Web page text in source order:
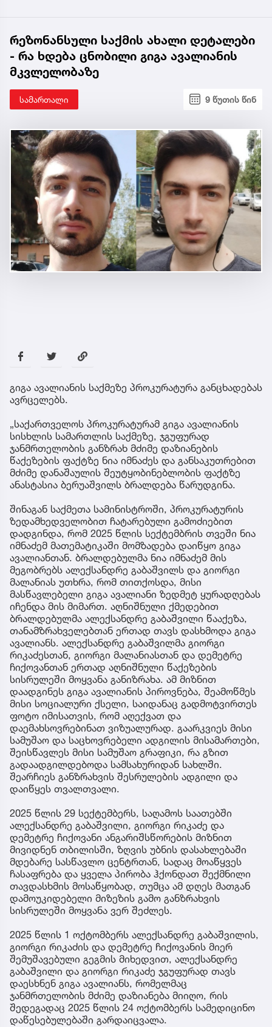
რეზონანსული საქმის ახალი დეტალები
- რა ხდება ცნობილი გიგა ავალიანის
მკვლელობაზე
სამართალი 9 წუთის წინ
გიგა ავალიანის საქმეზე პროკურატურა განცხადებას
ავრცელებს.
„საქართველოს პროკურატურამ გიგა ავალიანის
სისხლის სამართლის საქმეზე, ჯგუფურად
ჯანმრთელობის განზრახ მძიმე დაზიანების
წაქეზების ფაქტზე ნია იმნაძეს და განსაკუთრებით
მძიმე დანაშაულის შეუტყობინებლობის ფაქტზე
ანასტასია ბერუაშვილს ბრალდება წარუდგინა.
შინაგან საქმეთა სამინისტროში, პროკურატურის
ზედამხედველობით ჩატარებული გამოძიებით
დადგინდა, რომ 2025 წლის სექტემბრის თვეში ნია
იმნაძემ მათემატიკაში მომზადება დაიწყო გიგა
ავალიანთან. ბრალდებულმა ნია იმნაძემ მის
მეგობრებს ალექსანდრე გაბაშვილს და გიორგი
მალანიას უთხრა, რომ თითქოსდა, მისი
მასწავლებელი გიგა ავალიანი ზედმეტ ყურადღებას
იჩენდა მის მიმართ. აღნიშნული ქმედებით
ბრალდებულმა ალექსანდრე გაბაშვილი წააქეზა,
თანამზრახველებთან ერთად თავს დასხმოდა გიგა
ავალიანს. ალექსანდრე გაბაშვილმა გიორგი
რიკაძესთან, გიორგი მალანიასთან და დემეტრე
ჩიქოვანთან ერთად აღნიშნული წაქეზების
სისრულეში მოყვანა განიზრახა. ამ მიზნით
დაადგინეს გიგა ავალიანის პიროვნება, შეამოწმეს
მისი სოციალური ქსელი, საიდანაც გადმოტვირთეს
ფოტო იმისათვის, რომ აღექვათ და
დაემახსოვრებინათ ვიზუალურად. გაარკვიეს მისი
სამუშაო და საცხოვრებელი ადგილის მისამართები,
შეისწავლეს მისი სამუშაო გრაფიკი, რა გზით
გადაადგილდებოდა სამსახურიდან სახლში.
შეარჩიეს განზრახვის შესრულების ადგილი და
დაიწყეს თვალთვალი.
2025 წლის 29 სექტემბერს, საღამოს საათებში
ალექსანდრე გაბაშვილი, გიორგი რიკაძე და
დემეტრე ჩიქოვანი ანგარიშსწორების მიზნით
მივიდნენ თბილისში, ზღვის უბნის დასახლებაში
მდებარე სასწავლო ცენტრთან, სადაც მოაწყვეს
ჩასაფრება და ყველა პირობა ჰქონდათ შექმნილი
თავდასხმის მოსაწყობად, თუმცა ამ დღეს მათგან
დამოუკიდებელი მიზეზის გამო განზრახვის
სისრულეში მოყვანა ვერ შეძლეს.
2025 წლის 1 ოქტომბერს ალექსანდრე გაბაშვილის,
გიორგი რიკაძის და დემეტრე ჩიქოვანის მიერ
შემუშავებული გეგმის მიხედვით, ალექსანდრე
გაბაშვილი და გიორგი რიკაძე ჯგუფურად თავს
დაესხნენ გიგა ავალიანს, რომელმაც
ჯანმრთელობის მძიმე დაზიანება მიიღო, რის
შედეგადაც 2025 წლის 24 ოქტომბერს სამედიცინო
დაწესებულებაში გარდაიცვალა.